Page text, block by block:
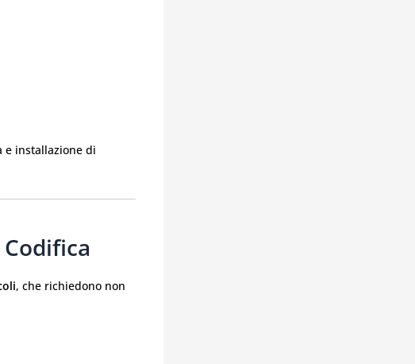
e installazione di
, che richiedono non